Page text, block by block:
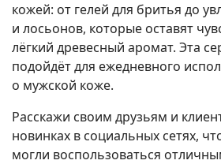
кожей: от гелей для бритья до
и лосьонов, которые оставят
лёгкий древесный аромат. Эта
подойдёт для ежедневного
о мужской коже.
Расскажи своим друзьям и
новинках в социальных сетях,
могли воспользоваться